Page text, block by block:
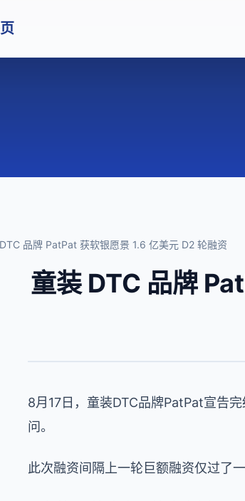
品牌 PatPat 获软银愿景 1.6 亿美元 D2 轮融资
童装 DTC 品牌
8月17日，童装DTC品牌PatPat宣告
问。
此次融资间隔上一轮巨额融资仅过了